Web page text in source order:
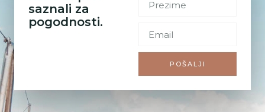
saznali za
pogodnosti.
POŠALJI